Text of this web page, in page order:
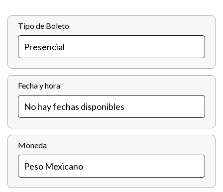
Tipo de Boleto
Fecha y hora
Moneda